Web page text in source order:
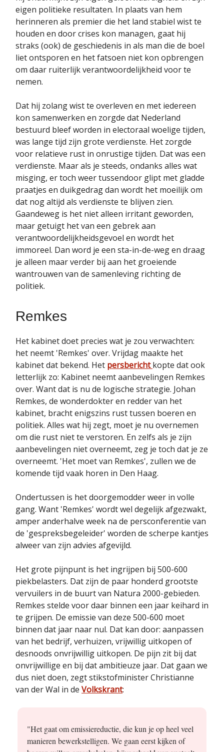
eigen politieke resultaten. In plaats van hem
herinneren als premier die het land stabiel wist te
houden en door crises kon managen, gaat hij
straks (ook) de geschiedenis in als man die de boel
liet ontsporen en het fatsoen niet kon opbrengen
om daar ruiterlijk verantwoordelijkheid voor te
nemen.
Dat hij zolang wist te overleven en met iedereen
kon samenwerken en zorgde dat Nederland
bestuurd bleef worden in electoraal woelige tijden,
was lange tijd zijn grote verdienste. Het zorgde
voor relatieve rust in onrustige tijden. Dat was een
verdienste. Maar als je steeds, ondanks alles wat
misging, er toch weer tussendoor glipt met gladde
praatjes en duikgedrag dan wordt het moeilijk om
dat nog altijd als verdienste te blijven zien.
Gaandeweg is het niet alleen irritant geworden,
maar getuigt het van een gebrek aan
verantwoordelijkheidsgevoel en wordt het
immoreel. Dan word je een sta-in-de-weg en draag
je alleen maar verder bij aan het groeiende
wantrouwen van de samenleving richting de
politiek.
Remkes
Het kabinet doet precies wat je zou verwachten:
het neemt 'Remkes' over. Vrijdag maakte het
kabinet dat bekend. Het persberichtkopte dat ook
letterlijk zo: Kabinet neemt aanbevelingen Remkes
over. Want dat is nu de logische strategie. Johan
Remkes, de wonderdokter en redder van het
kabinet, bracht enigszins rust tussen boeren en
politiek. Alles wat hij zegt, moet je nu overnemen
om die rust niet te verstoren. En zelfs als je zijn
aanbevelingen niet overneemt, zeg je toch dat je ze
overneemt. 'Het moet van Remkes', zullen we de
komende tijd vaak horen in Den Haag.
Ondertussen is het doorgemodder weer in volle
gang. Want 'Remkes' wordt wel degelijk afgezwakt,
amper anderhalve week na de persconferentie van
de 'gespreksbegeleider' worden de scherpe kantjes
alweer van zijn advies afgevijld.
Het grote pijnpunt is het ingrijpen bij 500-600
piekbelasters. Dat zijn de paar honderd grootste
vervuilers in de buurt van Natura 2000-gebieden.
Remkes stelde voor daar binnen een jaar keihard in
te grijpen. De emissie van deze 500-600 moet
binnen dat jaar naar nul. Dat kan door: aanpassen
van het bedrijf, verhuizen, vrijwillig uitkopen of
desnoods onvrijwillig uitkopen. De pijn zit bij dat
onvrijwillige en bij dat ambitieuze jaar. Dat gaan we
dus niet doen, zegt stikstofminister Christianne
van der Wal in de Volkskrant:
"Het gaat om emissiereductie, die kun je op heel veel
manieren bewerkstelligen. We gaan eerst kijken of